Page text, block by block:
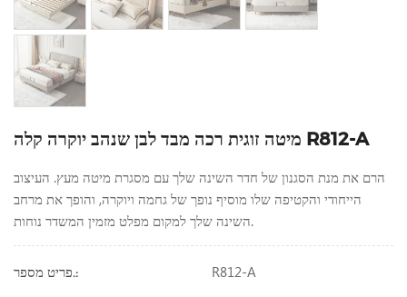
מיטה זוגית רכה מבד לבן שנהב יוקרה קלה R812-A
הרם את מנת הסגנון של חדר השינה שלך עם מסגרת מיטה מעץ. העיצוב
הייחודי והקטיפה שלו מוסיף נופך של גחמה ויוקרה, והופך את מרחב
השינה שלך למקום מפלט מזמין המשדר נוחות.
פריט מספר.: R812-A